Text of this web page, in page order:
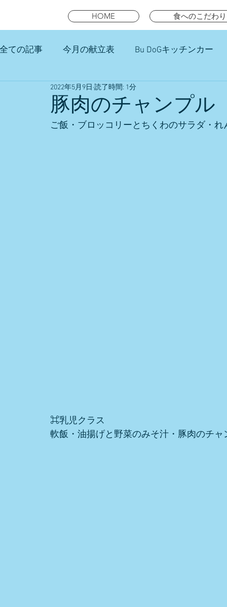
HOME 食へのこだわり
全ての記事 今月の献立表 Bu DoGキッチンカー
未就園児スマイルキッズランチ
豚肉のチャンプル
2022年5月9日 読了時間: 1分
ご飯・ブロッコリーとちくわのサラダ・
⌘乳児クラス
軟飯・油揚げと野菜のみそ汁・豚肉のチャ